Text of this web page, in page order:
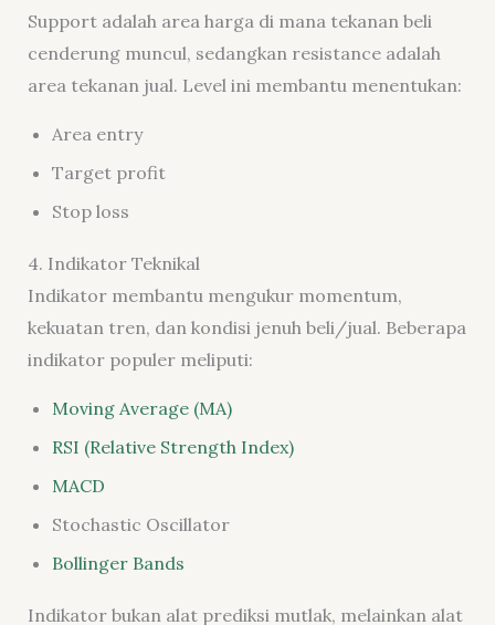
Support adalah area harga di mana tekanan beli
cenderung muncul, sedangkan resistance adalah
area tekanan jual. Level ini membantu menentukan:
Area entry
Target profit
Stop loss
4. Indikator Teknikal
Indikator membantu mengukur momentum,
kekuatan tren, dan kondisi jenuh beli/jual. Beberapa
indikator populer meliputi:
Moving Average (MA)
RSI (Relative Strength Index)
MACD
Stochastic Oscillator
Bollinger Bands
Indikator bukan alat prediksi mutlak, melainkan alat